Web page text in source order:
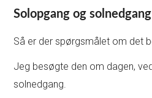
Solopgang og solnedgang
Så er der spørgsmålet om det
Jeg besøgte den om dagen,
solnedgang.